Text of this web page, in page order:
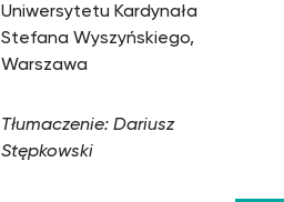
Uniwersytetu Kardynała
Stefana Wyszyńskiego,
Warszawa
Tłumaczenie: Dariusz
Stępkowski